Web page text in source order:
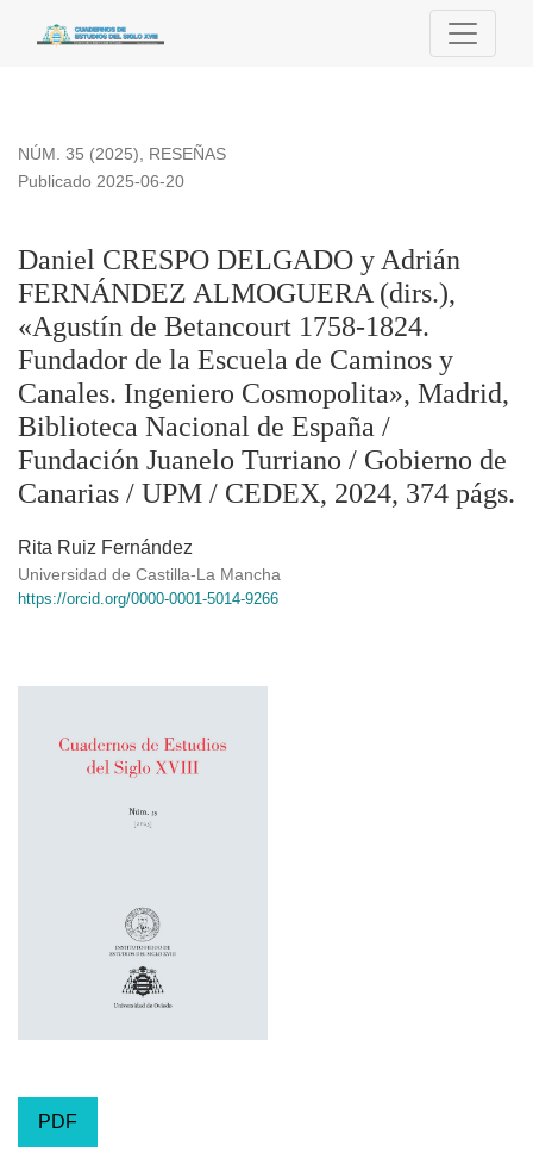
Daniel CRESPO DELGADO y Adrián FERNÁNDEZ
NÚM. 35 (2025), RESEÑAS
Daniel CRESPO DELGADO y Adrián
FERNÁNDEZ ALMOGUERA (dirs.),
«Agustín de Betancourt 1758-1824.
Fundador de la Escuela de Caminos y
Canales. Ingeniero Cosmopolita», Madrid,
Biblioteca Nacional de España /
Fundación Juanelo Turriano / Gobierno de
Canarias / UPM / CEDEX, 2024, 374 págs.
Publicado 2025-06-20
Rita Ruiz Fernández
Universidad de Castilla-La Mancha
https://orcid.org/0000-0001-5014-9266
PDF